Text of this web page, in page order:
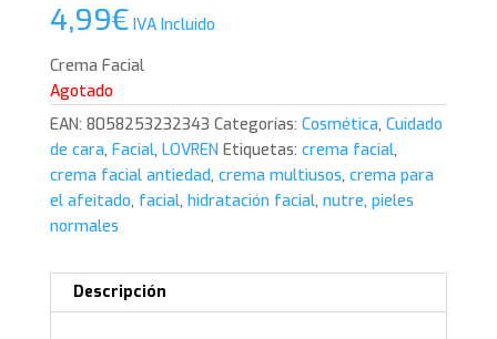
4,99€ IVA Incluido
Crema Facial
Agotado
EAN: 8058253232343 Categorías: Cosmética, Cuidado
de cara, Facial, LOVREN Etiquetas: crema facial,
crema facial antiedad, crema multiusos, crema para
el afeitado, facial, hidratación facial, nutre, pieles
normales
Descripción